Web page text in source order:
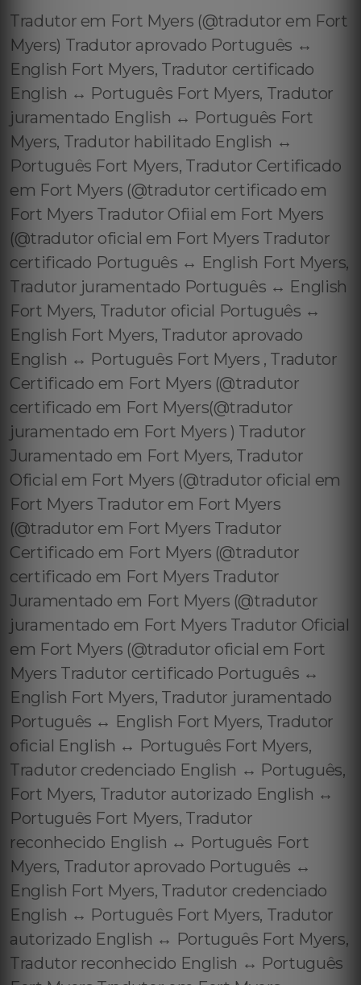
Tradutor em Fort Myers (@tradutor em Fort
Myers) Tradutor aprovado Português ↔️
English Fort Myers, Tradutor certificado
English ↔️ Português Fort Myers, Tradutor
juramentado English ↔️ Português Fort
Myers, Tradutor habilitado English ↔️
Português Fort Myers, Tradutor Certificado
em Fort Myers (@tradutor certificado em
Fort Myers Tradutor Ofiial em Fort Myers
(@tradutor oficial em Fort Myers Tradutor
certificado Português ↔️ English Fort Myers,
Tradutor juramentado Português ↔️ English
Fort Myers, Tradutor oficial Português ↔️
English Fort Myers, Tradutor aprovado
English ↔️ Português Fort Myers , Tradutor
Certificado em Fort Myers (@tradutor
certificado em Fort Myers(@tradutor
juramentado em Fort Myers ) Tradutor
Juramentado em Fort Myers, Tradutor
Oficial em Fort Myers (@tradutor oficial em
Fort Myers Tradutor em Fort Myers
(@tradutor em Fort Myers Tradutor
Certificado em Fort Myers (@tradutor
certificado em Fort Myers Tradutor
Juramentado em Fort Myers (@tradutor
juramentado em Fort Myers Tradutor Oficial
em Fort Myers (@tradutor oficial em Fort
Myers Tradutor certificado Português ↔️
English Fort Myers, Tradutor juramentado
Português ↔️ English Fort Myers, Tradutor
oficial English ↔️ Português Fort Myers,
Tradutor credenciado English ↔️ Português,
Fort Myers, Tradutor autorizado English ↔️
Português Fort Myers, Tradutor
reconhecido English ↔️ Português Fort
Myers, Tradutor aprovado Português ↔️
English Fort Myers, Tradutor credenciado
English ↔️ Português Fort Myers, Tradutor
autorizado English ↔️ Português Fort Myers,
Tradutor reconhecido English ↔️ Português